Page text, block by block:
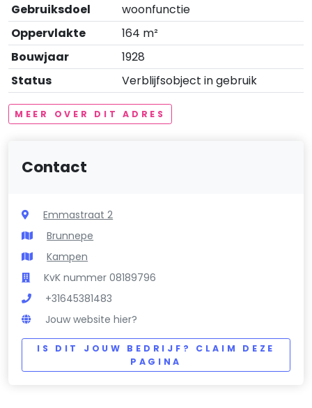
Gebruiksdoel
woonfunctie
Oppervlakte
164 m²
Bouwjaar
1928
Status
Verblijfsobject in gebruik
MEER OVER DIT ADRES
Contact
Emmastraat 2
Brunnepe
Kampen
KvK nummer 08189796
+31645381483
Jouw website hier?
IS DIT JOUW BEDRIJF? CLAIM DEZE
PAGINA